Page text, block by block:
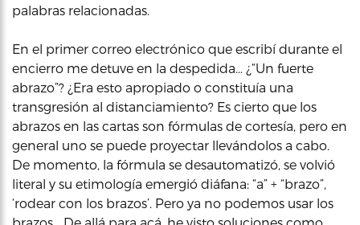
palabras relacionadas.
En el primer correo electrónico que escribí durante el
encierro me detuve en la despedida… ¿“Un fuerte
abrazo”? ¿Era esto apropiado o constituía una
transgresión al distanciamiento? Es cierto que los
abrazos en las cartas son fórmulas de cortesía, pero en
general uno se puede proyectar llevándolos a cabo.
De momento, la fórmula se desautomatizó, se volvió
literal y su etimología emergió diáfana: “a” + “brazo”,
‘rodear con los brazos’. Pero ya no podemos usar los
brazos… De allá para acá, he visto soluciones como